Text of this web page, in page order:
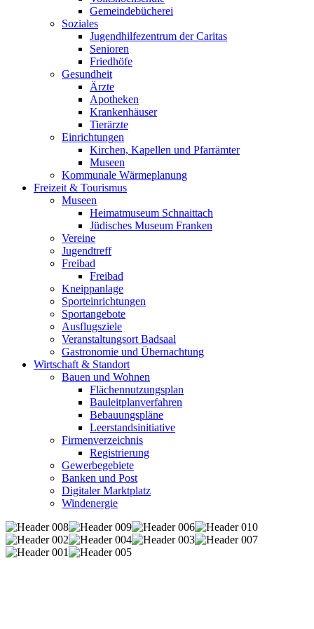
Gemeindebücherei
Soziales
Jugendhilfezentrum der Caritas
Senioren
Friedhöfe
Gesundheit
Ärzte
Apotheken
Krankenhäuser
Tierärzte
Einrichtungen
Kirchen, Kapellen und Pfarrämter
Museen
Kommunale Wärmeplanung
Freizeit & Tourismus
Museen
Heimatmuseum Schnaittach
Jüdisches Museum Franken
Vereine
Jugendtreff
Freibad
Freibad
Kneippanlage
Sporteinrichtungen
Sportangebote
Ausflugsziele
Veranstaltungsort Badsaal
Gastronomie und Übernachtung
Wirtschaft & Standort
Bauen und Wohnen
Flächennutzungsplan
Bauleitplanverfahren
Bebauungspläne
Leerstandsinitiative
Firmenverzeichnis
Registrierung
Gewerbegebiete
Banken und Post
Digitaler Marktplatz
Windenergie